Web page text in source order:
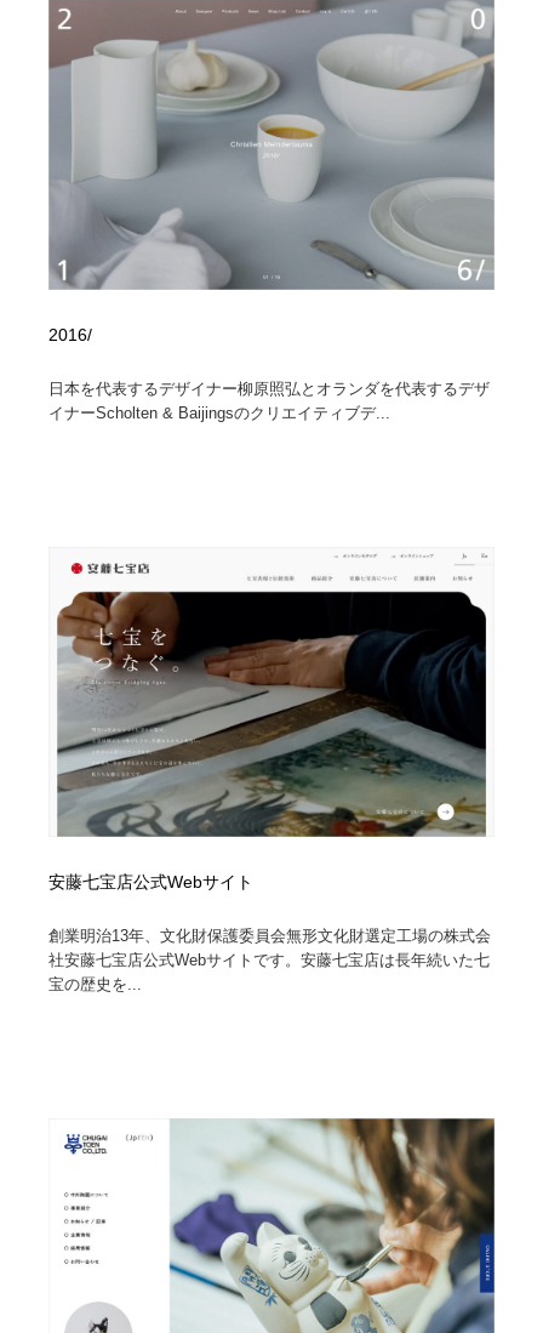
2016/
日本を代表するデザイナー柳原照弘とオランダを代表するデザ
イナーScholten & Baijingsのクリエイティブデ...
安藤七宝店公式Webサイト
創業明治13年、文化財保護委員会無形文化財選定工場の株式会
社安藤七宝店公式Webサイトです。安藤七宝店は長年続いた七
宝の歴史を...